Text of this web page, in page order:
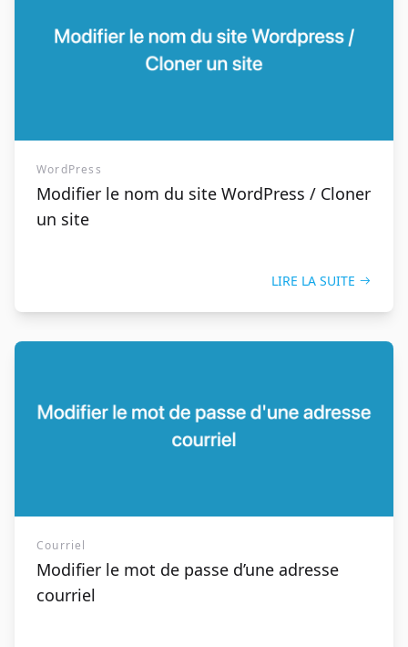
WordPress
Modifier le nom du site WordPress / Cloner
un site
LIRE LA SUITE
Courriel
Modifier le mot de passe d’une adresse
courriel